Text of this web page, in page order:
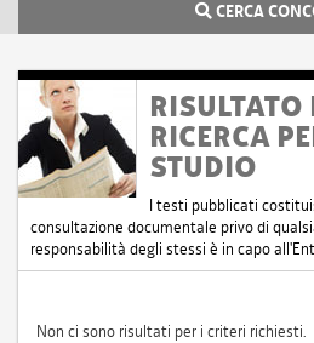
CERCA
RISULTATO
RICERCA
STUDIO
I testi pubblicati
consultazione documentale privo di
responsabilità degli stessi è in capo
Non ci sono risultati per i criteri richiesti.